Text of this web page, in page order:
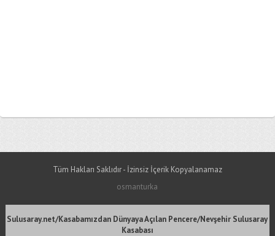
Tüm Hakları Saklıdır - İzinsiz İçerik Kopyalanamaz
osmanturka
Sulusaray.net/Kasabamızdan Dünyaya Açılan Pencere/Nevşehir Sulusaray
Kasabası